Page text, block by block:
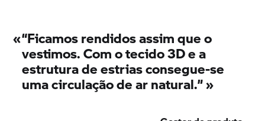
«“Ficamos rendidos assim que o
vestimos. Com o tecido 3D e a
estrutura de estrias consegue-se
uma circulação de ar natural.” »